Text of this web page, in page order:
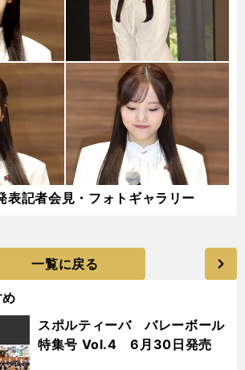
表記者会見・フォトギャラリー
一覧に戻る
スポルティーバ バレーボール
特集号 Vol.4 6月30日発売